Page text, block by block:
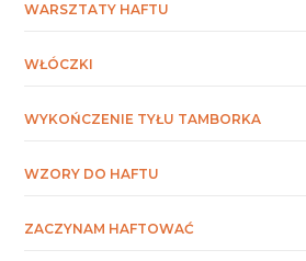
WARSZTATY HAFTU
WŁÓCZKI
WYKOŃCZENIE TYŁU TAMBORKA
WZORY DO HAFTU
ZACZYNAM HAFTOWAĆ